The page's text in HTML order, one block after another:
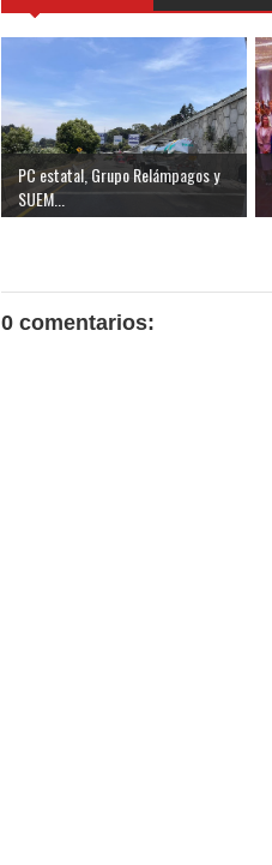
PC estatal, Grupo Relámpagos y
SUEM...
0 comentarios: